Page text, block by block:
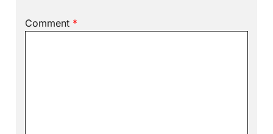
Comment *